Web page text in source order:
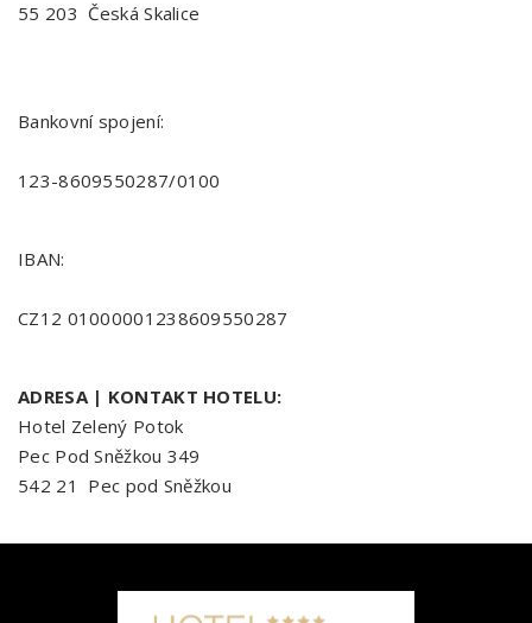
55 203 Česká Skalice
Bankovní spojení:
123-8609550287/0100
IBAN:
CZ12 01000001238609550287
ADRESA | KONTAKT HOTELU:
Hotel Zelený Potok
Pec Pod Sněžkou 349
542 21 Pec pod Sněžkou